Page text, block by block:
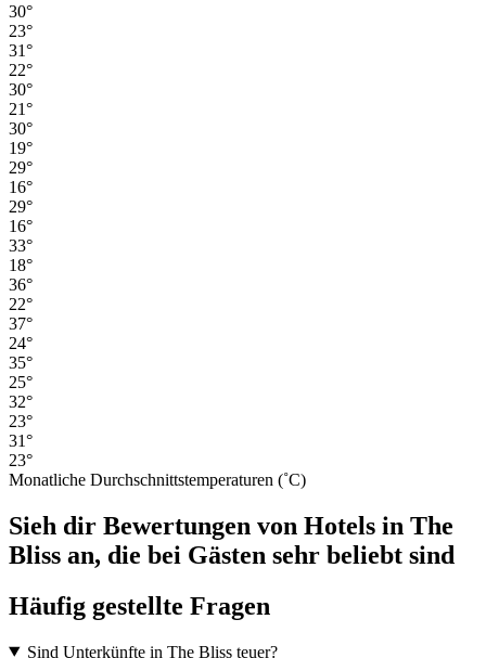
30°
23°
31°
22°
30°
21°
30°
19°
29°
16°
29°
16°
33°
18°
36°
22°
37°
24°
35°
25°
32°
23°
31°
23°
Monatliche Durchschnittstemperaturen (˚C)
Sieh dir Bewertungen von Hotels in The
Bliss an, die bei Gästen sehr beliebt sind
Häufig gestellte Fragen
Sind Unterkünfte in The Bliss teuer?